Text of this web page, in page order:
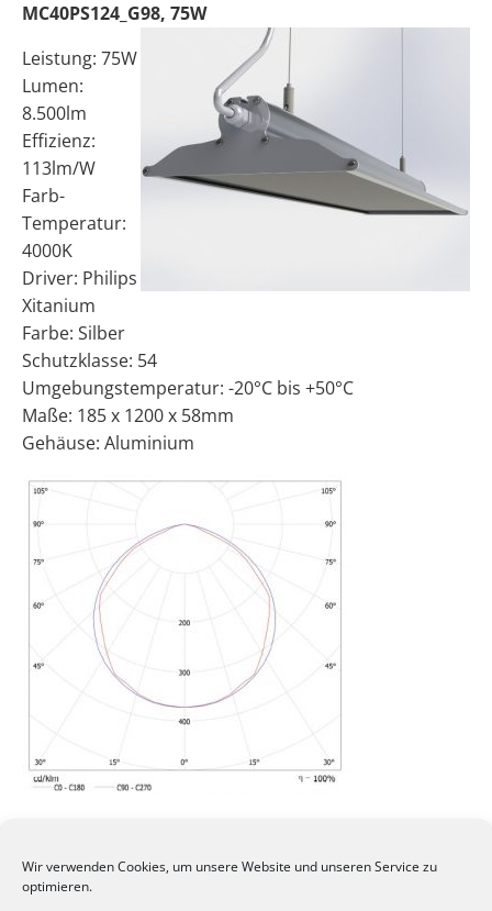
Wir verwenden Cookies, um unsere Website und unseren Service zu
optimieren.
MC40PS124_G98, 75W
Leistung: 75W
Lumen:
8.500lm
Effizienz:
113lm/W
Farb-
Temperatur:
4000K
Driver: Philips
Xitanium
Farbe: Silber
Schutzklasse: 54
Umgebungstemperatur: -20°C bis +50°C
Maße: 185 x 1200 x 58mm
Gehäuse: Aluminium
Eigenschaften und Vorteile von LED